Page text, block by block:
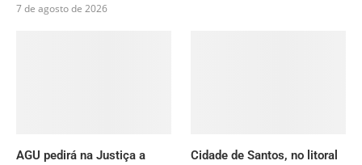
7 de agosto de 2026
AGU pedirá na Justiça a
Cidade de Santos, no litoral